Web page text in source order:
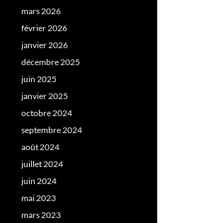
mars 2026
février 2026
janvier 2026
décembre 2025
juin 2025
janvier 2025
octobre 2024
septembre 2024
août 2024
juillet 2024
juin 2024
mai 2023
mars 2023